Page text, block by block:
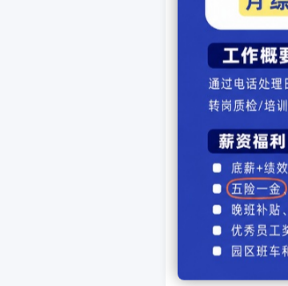
、照片
、身份证
、护照申请表
的中文翻译
申请语言学
申请大学，
需要办理护照